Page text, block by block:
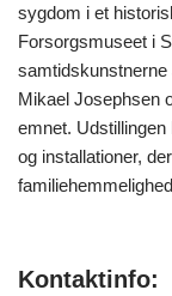
sygdom i et
Forsorgsmuseet i
Mikael Josephsen
emnet.
og installationer,
Kontaktinfo: